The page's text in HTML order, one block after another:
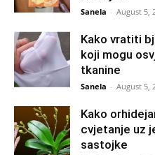
Sanela - August 5,
Kako vratiti
koji mogu
tkanine
Sanela - August 5,
Kako
cvjetanje uz
sastojke